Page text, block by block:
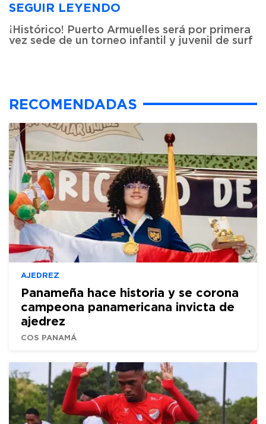
SEGUIR LEYENDO
¡Histórico! Puerto Armuelles será por primera
vez sede de un torneo infantil y juvenil de surf
RECOMENDADAS
AJEDREZ
Panameña hace historia y se corona
campeona panamericana invicta de
ajedrez
COS PANAMÁ